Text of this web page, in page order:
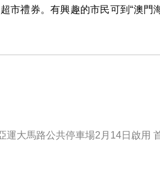
市禮券。有興趣的市民可到“澳門
運大馬路公共停車場2月14日啟用